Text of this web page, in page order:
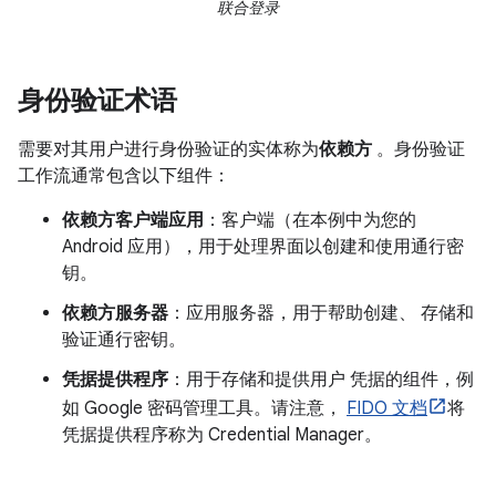
联合登录
身份验证术语
需要对其用户进行身份验证的实体称为依赖方 。身份验证
工作流通常包含以下组件：
依赖方客户端应用 ：客户端（在本例中为您的
Android 应用），用于处理界面以创建和使用通行密
钥。
依赖方服务器 ：应用服务器，用于帮助创建、 存储和
验证通行密钥。
凭据提供程序 ：用于存储和提供用户 凭据的组件，例
如 Google 密码管理工具。请注意， FIDO 文档
将
凭据提供程序称为 Credential Manager。